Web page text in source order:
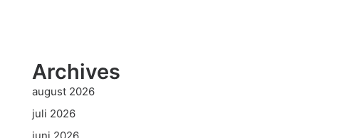
Archives
august 2026
juli 2026